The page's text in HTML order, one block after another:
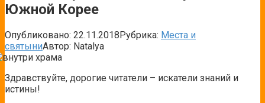
Южной Корее
Опубликовано: 22.11.2018Рубрика: Места и
святыниАвтор: Natalya
Здравствуйте, дорогие читатели – искатели знаний и
истины!